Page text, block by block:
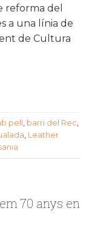
reforma del
a una línia de
de Cultura
pell barri del Rec
Leather
70 anys en